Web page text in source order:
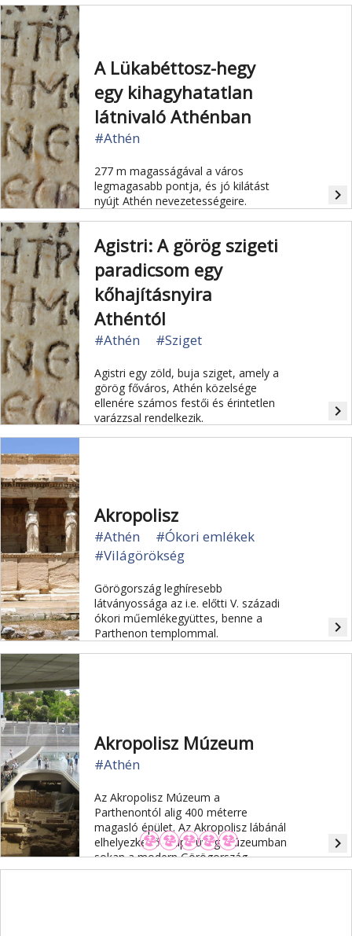
A Lükabéttosz-hegy
egy kihagyhatatlan
látnivaló Athénban
#Athén
277 m magasságával a város
legmagasabb pontja, és jó kilátást
nyújt Athén nevezetességeire.
navigate_next
Agistri: A görög szigeti
paradicsom egy
kőhajításnyira
Athéntól
#Athén #Sziget
Agistri egy zöld, buja sziget, amely a
görög főváros, Athén közelsége
ellenére számos festői és érintetlen
varázzsal rendelkezik.
navigate_next
Akropolisz
#Athén
#Ókori emlékek
#Világörökség
Görögország leghíresebb
látványossága az i.e. előtti V. századi
ókori műemlékegyüttes, benne a
Parthenon templommal.
navigate_next
Akropolisz Múzeum
#Athén
Az Akropolisz Múzeum a
Parthenontól alig 400 méterre
magasló épület. Az Akropolisz lábánál
elhelyezkedő csupa üveg múzeumban
sokan a modern Görögország
jelképét látják.
navigate_next